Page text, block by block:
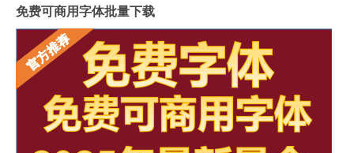
免费可商用字体批量下载